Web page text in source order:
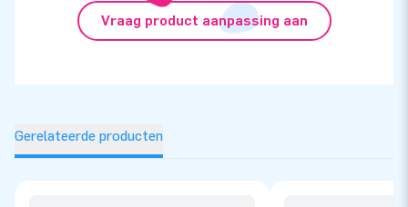
Vraag product aanpassing aan
Gerelateerde producten